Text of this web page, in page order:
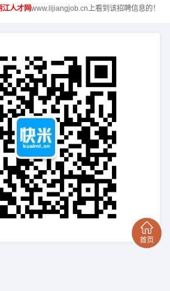
江人才网www.lijiangjob.cn上看到该招聘信息的！